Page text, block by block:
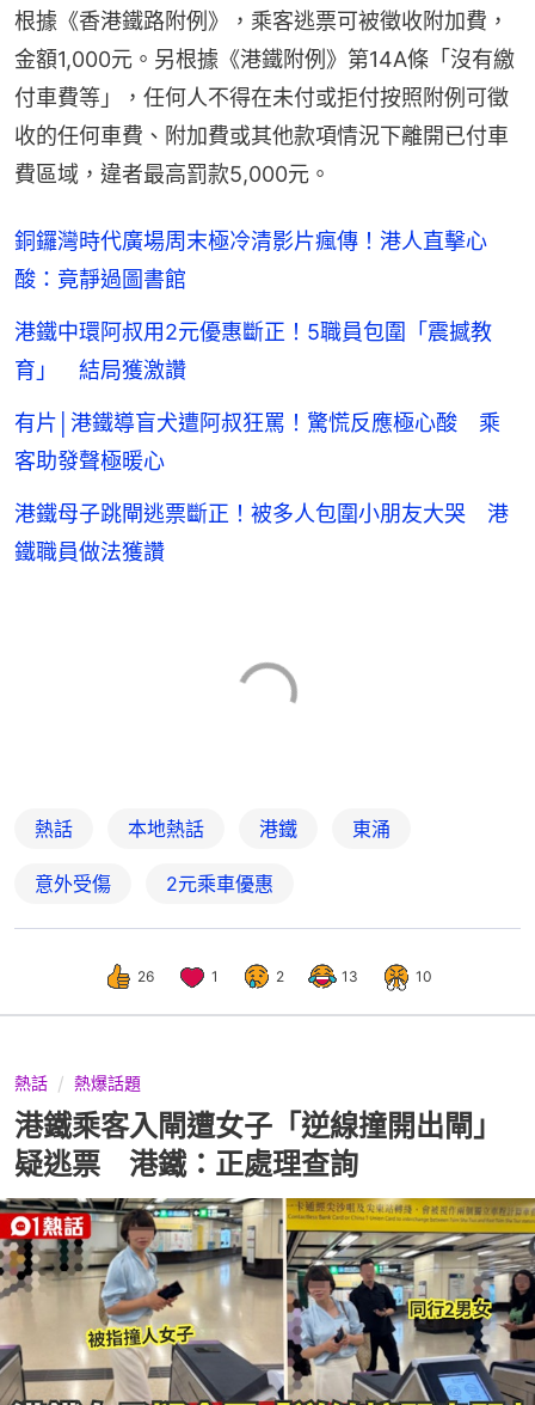
根據《香港鐵路附例》，乘客逃票可被徵收附加費，
金額1,000元。另根據《港鐵附例》第14A條「沒有繳
付車費等」，任何人不得在未付或拒付按照附例可徵
收的任何車費、附加費或其他款項情況下離開已付車
費區域，違者最高罰款5,000元。
銅鑼灣時代廣場周末極冷清影片瘋傳！港人直擊心
酸：竟靜過圖書館
港鐵中環阿叔用2元優惠斷正！5職員包圍「震撼教
育」 結局獲激讚
有片│港鐵導盲犬遭阿叔狂罵！驚慌反應極心酸 乘
客助發聲極暖心
港鐵母子跳閘逃票斷正！被多人包圍小朋友大哭 港
鐵職員做法獲讚
熱話 本地熱話 港鐵 東涌
意外受傷 2元乘車優惠
26 1 2 13 10
熱話 熱爆話題
港鐵乘客入閘遭女子「逆線撞開出閘」
疑逃票 港鐵：正處理查詢